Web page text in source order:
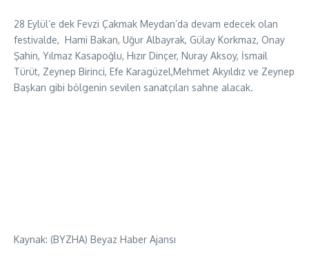
28 Eylül’e dek Fevzi Çakmak Meydan’da devam edecek olan
festivalde, Hami Bakan, Uğur Albayrak, Gülay Korkmaz, Onay
Şahin, Yılmaz Kasapoğlu, Hızır Dinçer, Nuray Aksoy, İsmail
Türüt, Zeynep Birinci, Efe Karagüzel,Mehmet Akyıldız ve Zeynep
Başkan gibi bölgenin sevilen sanatçıları sahne alacak.
Kaynak: (BYZHA) Beyaz Haber Ajansı